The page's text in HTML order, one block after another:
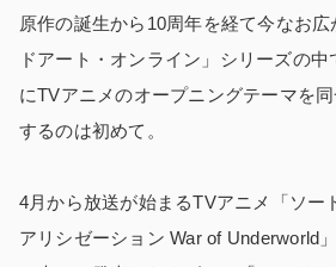
原作の誕生から10周年を経て今なお
ドアート・オンライン」シリーズの
にTVアニメのオープニングテーマを
するのは初めて。
4月から放送が始まるTVアニメ「ソー
アリシゼーション War of Underworld